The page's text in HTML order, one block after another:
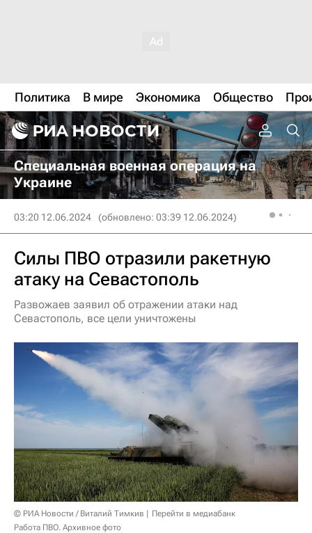
Политика В мире Экономика Общество
Специальная военная операция на
Украине
03:20 12.06.2024 (обновлено: 03:39 12.06.2024)
Силы ПВО отразили ракетную
атаку на Севастополь
Развожаев заявил об отражении атаки над
Севастополь, все цели уничтожены
© РИА Новости / Виталий Тимкив
Перейти в медиабанк
Работа ПВО. Архивное фото